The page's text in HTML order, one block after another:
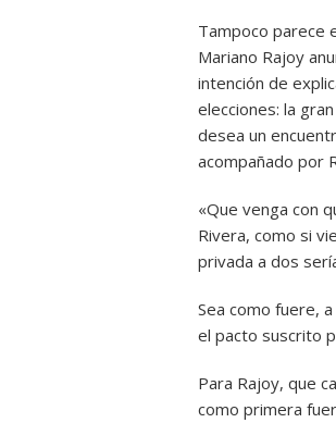
Tampoco parece
Mariano Rajoy
intención de
elecciones: la
desea un
acompañado por
«Que venga con
Rivera, como si
privada a dos
Sea como fuere,
el pacto suscrito
Para Rajoy, que
como primera